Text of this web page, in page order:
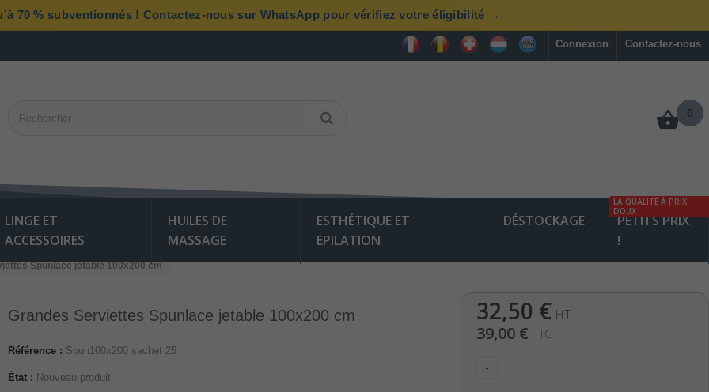
70 % subventionnés ! Contactez-nous sur WhatsApp pour vérifiez votre éligibilité →
Contactez-nous
Connexion
0
LINGE ET
ACCESSOIRES
HUILES DE
MASSAGE
ESTHÉTIQUE ET
EPILATION
DÉSTOCKAGE
PETITS PRIX
!
LA QUALITÉ À PRIX
DOUX
Spunlace jetable 100x200 cm
Grandes Serviettes Spunlace jetable 100x200 cm
Référence : Spun100x200 sachet 25
État : Nouveau produit
32,50 € HT
39,00 € TTC
-